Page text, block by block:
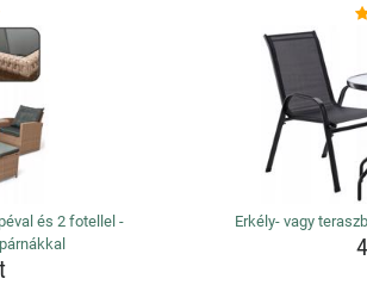
és 2 fotellel -
Erkély- vagy